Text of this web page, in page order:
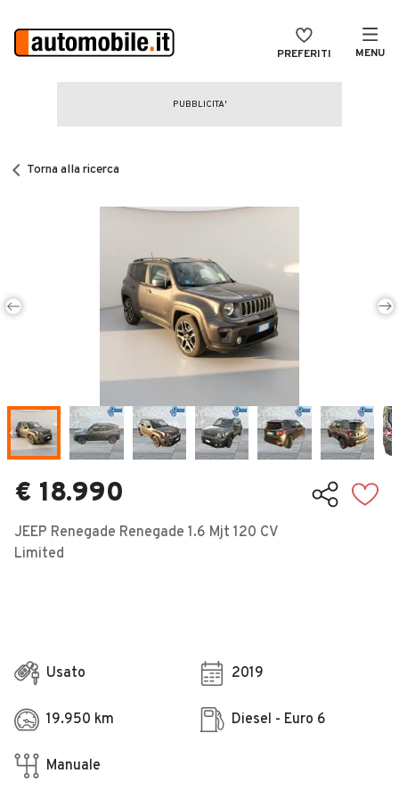
PREFERITI MENU
CERCA
Noleggio a lungo termine
Auto d'epoca
Veicoli Commerciali
Concessionari
Torna alla ricerca
€ 18.990
JEEP Renegade Renegade 1.6 Mjt 120 CV
Limited
Usato 2019
19.950 km Diesel - Euro 6
Manuale